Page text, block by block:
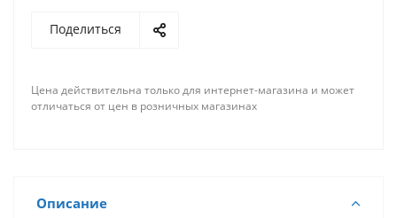
Поделиться
Цена действительна только для интернет-магазина и может
отличаться от цен в розничных магазинах
Описание